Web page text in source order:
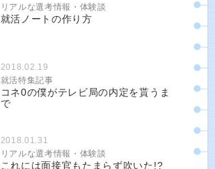
リアルな選考情報・体験談
就活ノートの作り方
2018.02.19
就活特集記事
コネ0の僕がテレビ局の内定を貰うま
で
2018.01.31
リアルな選考情報・体験談
これには面接官もたまらず吹いた!?